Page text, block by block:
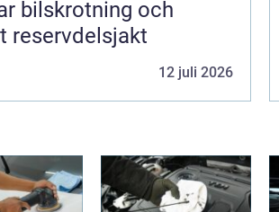
bilskrotning och
reservdelsjakt
12 juli 2026